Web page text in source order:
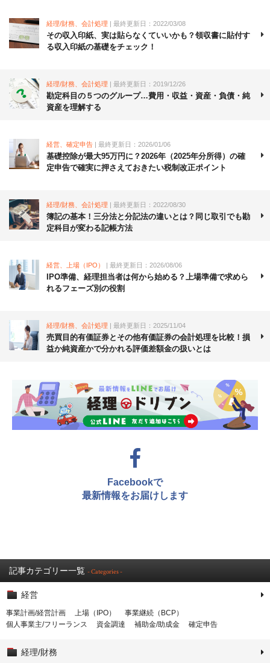
経理/財務、会計処理 | 最終更新日：2022/03/08
その収入印紙、実は貼らなくていいかも？領収書に貼付す
る収入印紙の基礎をチェック！
経理/財務、会計処理 | 最終更新日：2019/12/26
勘定科目の５つのグループ…費用・収益・資産・負債・純
資産を理解する
経営、確定申告 | 最終更新日：2026/01/06
基礎控除が最大95万円に？2026年（2025年分所得）の確
定申告で確実に押さえておきたい税制改正ポイント
経理/財務、会計処理 | 最終更新日：2022/08/30
簿記の基本！三分法と分記法の違いとは？同じ取引でも勘
定科目が変わる記帳方法
経営、上場（IPO） | 最終更新日：2026/08/06
IPO準備、経理担当者は何から始める？上場準備で求めら
れるフェーズ別の役割
経理/財務、会計処理 | 最終更新日：2025/11/04
売買目的有価証券とその他有価証券の会計処理を比較！損
益か純資産かで分かれる評価差額金の扱いとは
Facebookで
最新情報をお届けします
記事カテゴリー一覧 - Categories -
経営
事業計画/経営計画 上場（IPO）
事業継続（BCP）
個人事業主/フリーランス
資金調達 補助金/助成金 確定申告
経理/財務